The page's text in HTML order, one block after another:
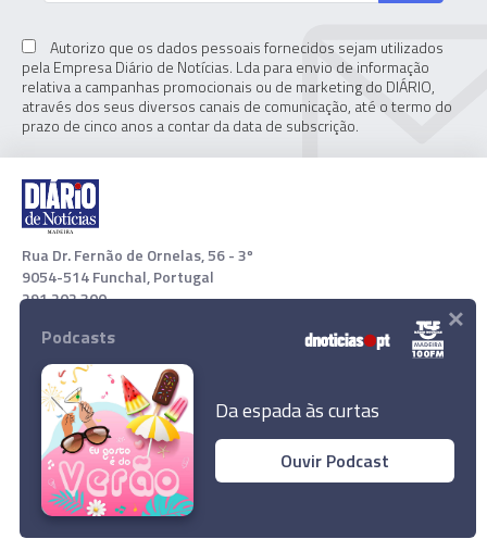
Brício Araújo quer colocar Santa Cruz "no
topo" dos concelhos da Região
Ler Artigo
Autorizo que os dados pessoais fornecidos sejam utilizados
pela Empresa Diário de Notícias. Lda para envio de informação
relativa a campanhas promocionais ou de marketing do DIÁRIO,
através dos seus diversos canais de comunicação, até o termo do
prazo de cinco anos a contar da data de subscrição.
Rua Dr. Fernão de Ornelas, 56 - 3º
9054-514 Funchal, Portugal
291 202 300
Download App
© 2021 Empresa Diário de Notícias, Lda. Todos os direitos
reservados.
Podcasts
Da espada às curtas
Ouvir Podcast
×